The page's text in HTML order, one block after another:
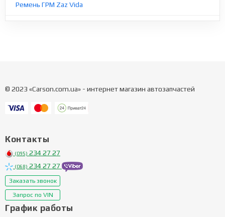
Ремень ГРМ Zaz Vida
© 2023 «Carson.com.ua» - интернет магазин автозапчастей
Контакты
(095) 234 27 27
(068) 234 27 27
Заказать звонок
Запрос по VIN
График работы